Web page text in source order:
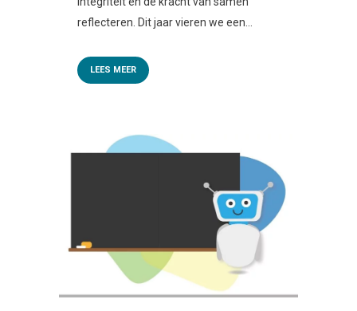
reflecteren. Dit jaar vieren we een...
LEES MEER